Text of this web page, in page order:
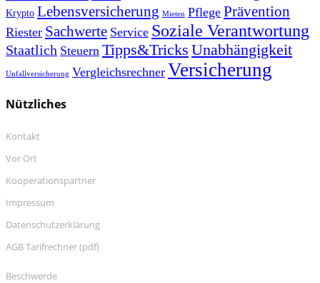
Krypto Lebensversicherung Mieten Pflege Prävention
Riester Sachwerte Service Soziale Verantwortung
Staatlich Steuern Tipps&Tricks Unabhängigkeit
Unfallversicherung Vergleichsrechner Versicherung
Nützliches
Kontakt
Vor Ort
Kooperationspartner
Impressum
Datenschutzerklärung
AGB Tarifrechner (pdf)
Beschwerde